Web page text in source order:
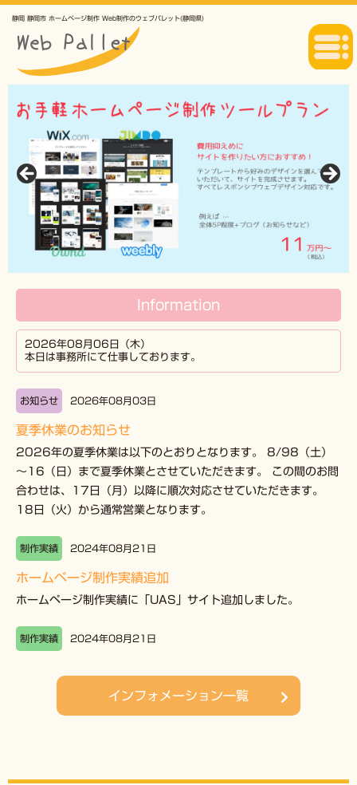
静岡 静岡市 ホームページ制作 Web制作のウェブパレット(静岡県)
Information
2026年08月06日（木）
本日は事務所にて仕事しております。
お知らせ 2026年08月03日
夏季休業のお知らせ
2026年の夏季休業は以下のとおりとなります。 8/98（土）
～16（日）まで夏季休業とさせていただきます。 この間のお問
合わせは、17日（月）以降に順次対応させていただきます。
18日（火）から通常営業となります。
制作実績 2024年08月21日
ホームページ制作実績追加
ホームページ制作実績に「UAS」サイト追加しました。
制作実績 2024年08月21日
ホームページ制作実績に「WECOBASE」サイト追加しまし
ホームページ制作実績追加
インフォメーション一覧